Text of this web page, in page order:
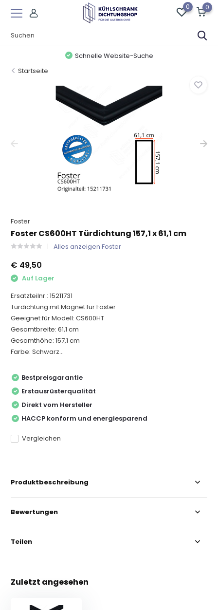
0 0
Schnelle Website-Suche
Startseite
Foster
Foster CS600HT Türdichtung 157,1 x 61,1 cm
Alles anzeigen Foster
€ 49,50
Auf Lager
Ersatzteilnr.: 15211731
Türdichtung mit Magnet für Foster
Geeignet für Modell: CS600HT
Gesamtbreite: 61,1 cm
Gesamthöhe: 157,1 cm
Farbe: Schwarz...
Bestpreisgarantie
Erstausrüsterqualität
Direkt vom Hersteller
HACCP konform und energiesparend
Vergleichen
Produktbeschreibung
Bewertungen
Teilen
Zuletzt angesehen